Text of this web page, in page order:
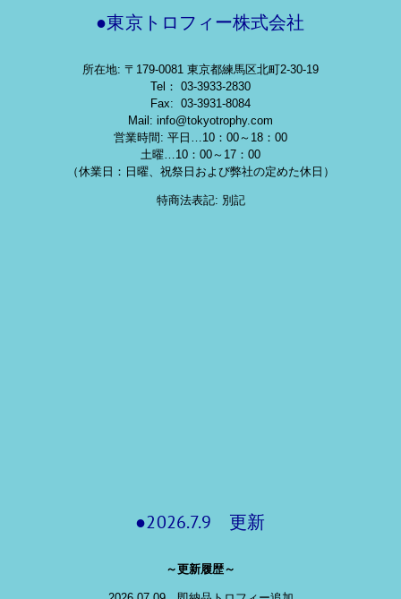
●東京トロフィー株式会社
所在地: 〒179-0081 東京都練馬区北町2-30-19
Tel： 03-3933-2830
Fax: 03-3931-8084
Mail: info@tokyotrophy.com
営業時間: 平日…10：00～18：00
土曜…10：00～17：00
（休業日：日曜、祝祭日および弊社の定めた休日）
特商法表記: 別記
●2026.7.9 更新
～更新履歴～